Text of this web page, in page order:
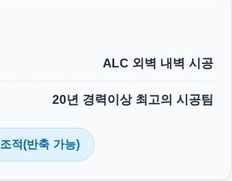
ALC 외벽 내벽 시공
20년 경력이상 최고의 시공팀
조적(반축 가능)